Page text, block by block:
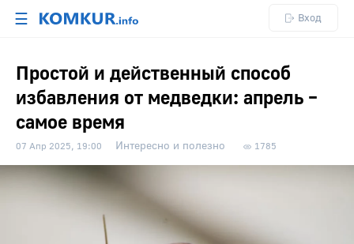
☰ Вход
Простой и действенный способ
избавления от медведки: апрель –
самое время
07 Апр 2025, 19:00 Интересно и полезно 1785